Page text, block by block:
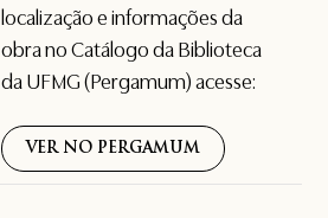
localização e informações da
obra no Catálogo da Biblioteca
da UFMG (Pergamum) acesse:
VER NO PERGAMUM